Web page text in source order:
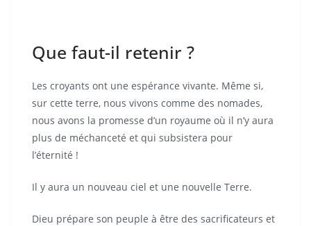
Que faut-il retenir ?
Les croyants ont une espérance vivante. Même si,
sur cette terre, nous vivons comme des nomades,
nous avons la promesse d’un royaume où il n’y aura
plus de méchanceté et qui subsistera pour
l’éternité !
Il y aura un nouveau ciel et une nouvelle Terre.
Dieu prépare son peuple à être des sacrificateurs et